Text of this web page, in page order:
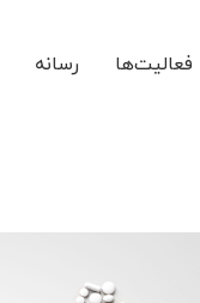
فعالیت‌ها رسانه